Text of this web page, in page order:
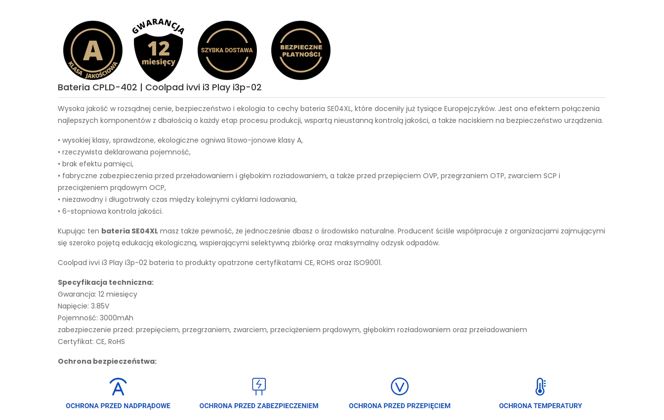
Bateria CPLD-402 | Coolpad ivvi i3 Play i3p-02
Wysoka jakość w rozsądnej cenie, bezpieczeństwo i ekologia to cechy bateria SE04XL, które doceniły już tysiące Europejczyków. Jest ona efektem połączenia
najlepszych komponentów z dbałością o każdy etap procesu produkcji, wspartą nieustanną kontrolą jakości, a także naciskiem na bezpieczeństwo urządzenia.
• wysokiej klasy, sprawdzone, ekologiczne ogniwa litowo-jonowe klasy A,
• rzeczywista deklarowana pojemność,
• brak efektu pamięci,
• fabryczne zabezpieczenia przed przeładowaniem i głębokim rozładowaniem, a także przed przepięciem OVP, przegrzaniem OTP, zwarciem SCP i
przeciążeniem prądowym OCP,
• niezawodny i długotrwały czas między kolejnymi cyklami ładowania,
• 6-stopniowa kontrola jakości.
Kupując ten bateria SE04XL masz także pewność, że jednocześnie dbasz o środowisko naturalne. Producent ściśle współpracuje z organizacjami zajmującymi
się szeroko pojętą edukacją ekologiczną, wspierającymi selektywną zbiórkę oraz maksymalny odzysk odpadów.
Coolpad ivvi i3 Play i3p-02 bateria to produkty opatrzone certyfikatami CE, ROHS oraz ISO9001.
Specyfikacja techniczna:
Gwarancja: 12 miesięcy
Napięcie: 3.85V
Pojemność: 3000mAh
zabezpieczenie przed: przepięciem, przegrzaniem, zwarciem, przeciążeniem prądowym, głębokim rozładowaniem oraz przeładowaniem
Certyfikat: CE, RoHS
Ochrona bezpieczeństwa: